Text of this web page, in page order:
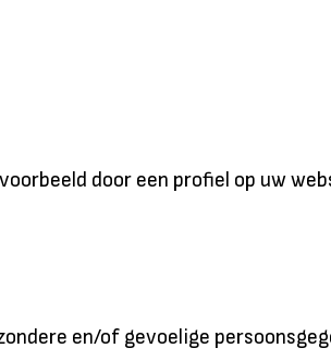
door een profiel op uw
en/of gevoelige